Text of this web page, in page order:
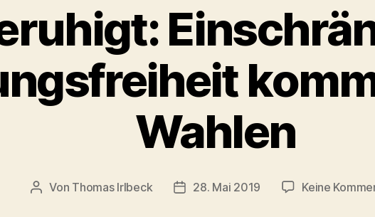
Wahlen
Beitragsautor
Von Thomas Irlbeck Veröffentlichungsdatum
28. Mai 2019 Keine